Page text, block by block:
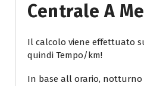
Centrale A
Il calcolo viene effettuato
quindi Tempo/km!
In base all orario, notturno